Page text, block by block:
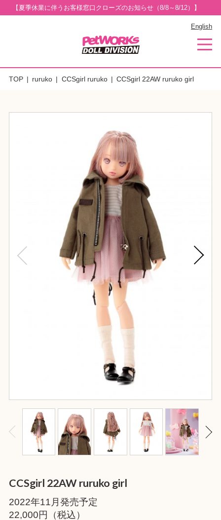
【夏季休業に伴うお客様窓口クローズのお知らせ（8/8～8/12）】
English
TOP ruruko CCSgirl ruruko CCSgirl 22AW ruruko girl
CCSgirl 22AW ruruko girl
2022年11月発売予定
22,000円（税込）